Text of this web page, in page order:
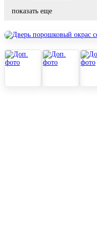
показать еще